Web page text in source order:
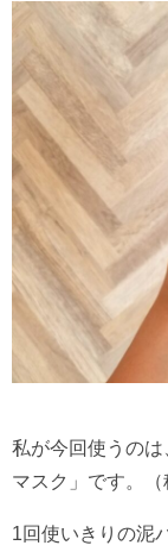
私が今回使うの
マスク」です。（
1回使いきりの泥